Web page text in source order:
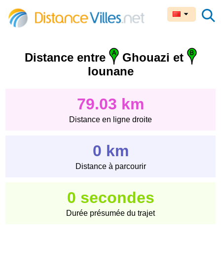
Distance entre
Ghouazi et
Iounane
79.03 km
Distance en ligne droite
0 km
Distance à parcourir
0 secondes
Durée présumée du trajet